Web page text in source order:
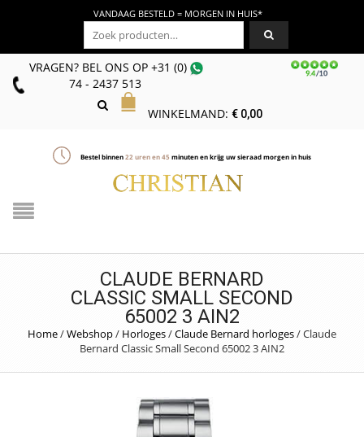
VANDAAG BESTELD = MORGEN IN HUIS*
Zoeken naar:
VRAGEN? BEL ONS OP+31 (0)
74 - 2437 513
WINKELMAND: €0,00
Bestel binnen22 uren en45 minuten en krijg uw sieraad morgen in huis
CLAUDE BERNARD
CLASSIC SMALL SECOND
65002 3 AIN2
Home/Webshop/ Horloges/Claude Bernard horloges/Claude
Bernard Classic Small Second 65002 3 AIN2